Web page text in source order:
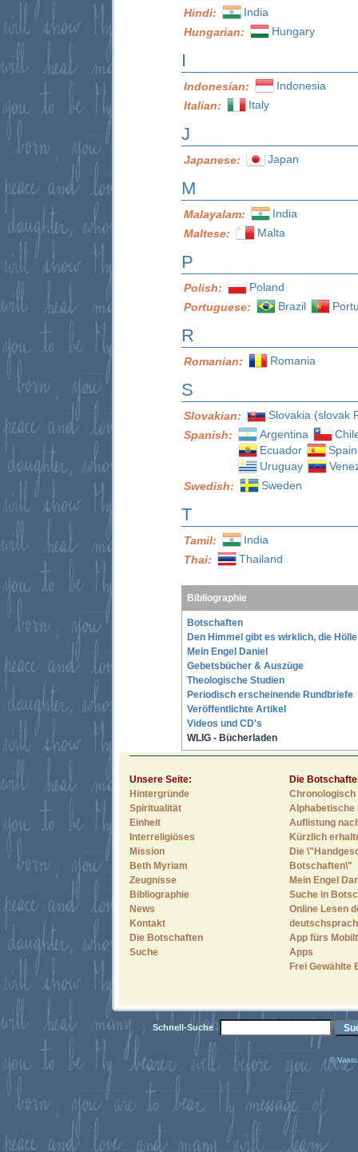
Hindi:
India
Hungarian:
Hungary
I
Indonesian:
Indonesia
Italian:
Italy
J
Japanese: Japan
M
Malayalam:
India
Maltese:
Malta
P
Polish:
Poland
Portuguese:
Brazil
R
Romanian: Romania
S
Slovakian:
Slovakia (slovak
Spanish:
Argentina
Ecuador
Spain
Uruguay
Swedish:
Sweden
T
Tamil:
India
Thai:
Thailand
Bibliographie
Botschaften
Den Himmel gibt es wirklich, die
Mein Engel Daniel
Gebetsbücher & Auszüge
Theologische Studien
Periodisch erscheinende Rundbriefe
Veröffentlichte Artikel
Videos und CD's
WLIG - Bücherladen
Unsere Seite:
Hintergründe
Spiritualität
Einheit
Interreligiöses
Mission
Beth Myriam
Zeugnisse
Bibliographie
News
Kontakt
Die Botschaften
Suche
Die
Alphabetische
Auflistung
Kürzlich
Die
Botschaften\"
Mein Engel
Suche in
Online Lesen
App fürs
Apps
Frei Gewählte
Schnell-Suche
©